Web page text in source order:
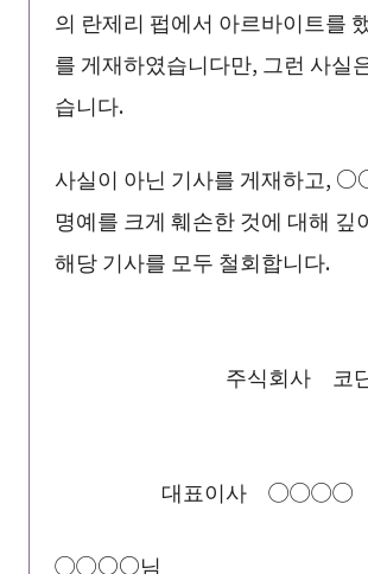
의 란제리 펍에서 아르바이트를
를 게재하였습니다만, 그런 사실
습니다.
사실이 아닌 기사를 게재하고,
명예를 크게 훼손한 것에 대해 깊
해당 기사를 모두 철회합니다.
주식회사 코단
대표이사 ◯◯◯◯
◯◯○○님